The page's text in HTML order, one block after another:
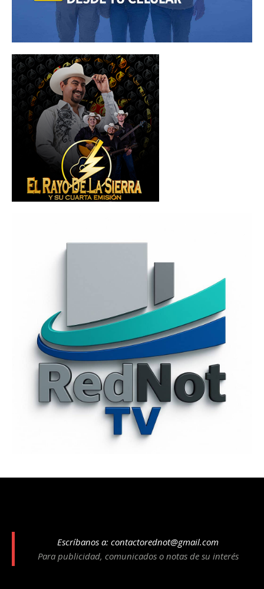
Escríbanos a: contactorednot@gmail.com
Para publicidad, comunicados o notas de su interés